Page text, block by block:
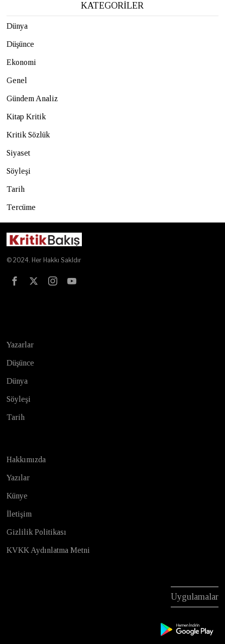
KATEGORİLER
Dünya
Düşünce
Ekonomi
Genel
Gündem Analiz
Kitap Kritik
Kritik Sözlük
Siyaset
Söyleşi
Tarih
Tercüme
© 2024. Her Hakkı Sakldır
Yazarlar
Düşünce
Dünya
Söyleşi
Tarih
Hakkımızda
Yazılar
Künye
İletişim
Gizlilik Politikası
KVKK Aydınlatma Metni
Uygulamalar